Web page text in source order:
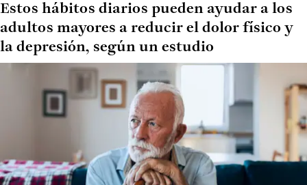
Estos hábitos diarios pueden ayudar a los
adultos mayores a reducir el dolor físico y
la depresión, según un estudio